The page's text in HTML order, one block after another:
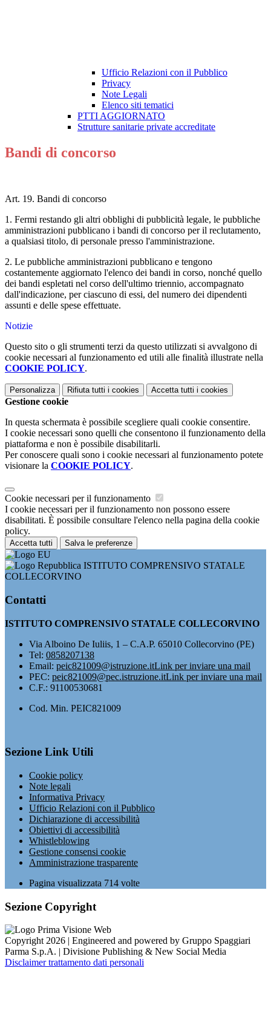
Ufficio Relazioni con il Pubblico
Privacy
Note Legali
Elenco siti tematici
PTTI AGGIORNATO
Strutture sanitarie private accreditate
Bandi di concorso
Art. 19. Bandi di concorso
1. Fermi restando gli altri obblighi di pubblicità legale, le pubbliche
amministrazioni pubblicano i bandi di concorso per il reclutamento,
a qualsiasi titolo, di personale presso l'amministrazione.
2. Le pubbliche amministrazioni pubblicano e tengono
costantemente aggiornato l'elenco dei bandi in corso, nonché quello
dei bandi espletati nel corso dell'ultimo triennio, accompagnato
dall'indicazione, per ciascuno di essi, del numero dei dipendenti
assunti e delle spese effettuate.
Notizie
Questo sito o gli strumenti terzi da questo utilizzati si avvalgono di
cookie necessari al funzionamento ed utili alle finalità illustrate nella
COOKIE POLICY.
Personalizza Rifiuta tutti i cookies Accetta tutti i cookies
Gestione cookie
In questa schermata è possibile scegliere quali cookie consentire.
I cookie necessari sono quelli che consentono il funzionamento della
piattaforma e non è possibile disabilitarli.
Per conoscere quali sono i cookie necessari al funzionamento potete
visionare la COOKIE POLICY.
Cookie necessari per il funzionamento
I cookie necessari per il funzionamento non possono essere
disabilitati. È possibile consultare l'elenco nella pagina della cookie
policy.
Accetta tutti Salva le preferenze
ISTITUTO COMPRENSIVO STATALE
COLLECORVINO
Contatti
ISTITUTO COMPRENSIVO STATALE COLLECORVINO
Via Alboino De Iuliis, 1 – C.A.P. 65010 Collecorvino (PE)
Tel: 0858207138
Email: peic821009@istruzione.itLink per inviare una mail
PEC: peic821009@pec.istruzione.itLink per inviare una mail
C.F.: 91100530681
Cod. Min. PEIC821009
Sezione Link Utili
Cookie policy
Note legali
Informativa Privacy
Ufficio Relazioni con il Pubblico
Dichiarazione di accessibilità
Obiettivi di accessibilità
Whistleblowing
Gestione consensi cookie
Amministrazione trasparente
Pagina visualizzata 714 volte
Sezione Copyright
Copyright 2026 | Engineered and powered by Gruppo Spaggiari
Parma S.p.A. | Divisione Publishing & New Social Media
Disclaimer trattamento dati personali